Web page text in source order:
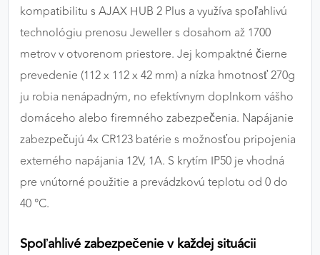
kompatibilitu s AJAX HUB 2 Plus a využíva spoľahlivú
technológiu prenosu Jeweller s dosahom až 1700
metrov v otvorenom priestore. Jej kompaktné čierne
prevedenie (112 x 112 x 42 mm) a nízka hmotnosť 270g
ju robia nenápadným, no efektívnym doplnkom vášho
domáceho alebo firemného zabezpečenia. Napájanie
zabezpečujú 4x CR123 batérie s možnosťou pripojenia
externého napájania 12V, 1A. S krytím IP50 je vhodná
pre vnútorné použitie a prevádzkovú teplotu od 0 do
40 °C.
Spoľahlivé zabezpečenie v každej situácii
Poskytovateľ: Google